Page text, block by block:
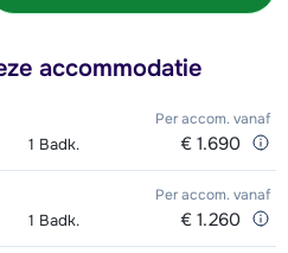
accommodatie
Per accom. vanaf
1 Badk. € 1.690
Per accom. vanaf
1 Badk. € 1.260